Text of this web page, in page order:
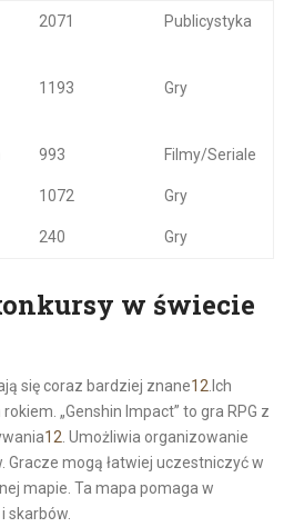
2071 Publicystyka
1193 Gry
993 Filmy/Seriale
1072 Gry
240 Gry
w świecie
się coraz bardziej znane12 .Ich
„Genshin Impact” to gra RPG z
12 . Umożliwia organizowanie
Gracze mogą łatwiej uczestniczyć w
mapie. Ta mapa pomaga w
skarbów.